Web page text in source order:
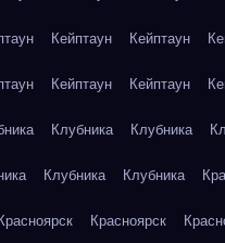
Кейптаун Кейптаун
Кейптаун Кейптаун
Клубника Клубника
Клубника Клубника
Красноярск Красноярск